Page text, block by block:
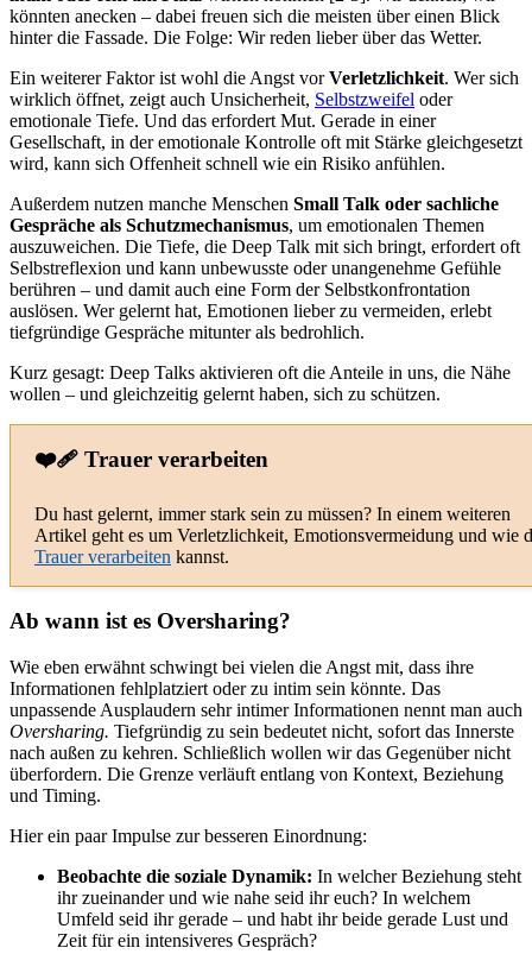
könnten anecken – dabei freuen sich die meisten über einen Blick
hinter die Fassade. Die Folge: Wir reden lieber über das Wetter.
Ein weiterer Faktor ist wohl die Angst vorVerletzlichkeit. Wer sich
wirklich öffnet, zeigt auch Unsicherheit, Selbstzweifel oder
emotionale Tiefe. Und das erfordert Mut. Gerade in einer
Gesellschaft, in der emotionale Kontrolle oft mit Stärke gleichgesetzt
wird, kann sich Offenheit schnell wie ein Risiko anfühlen.
Außerdem nutzen manche Menschen Small Talk oder sachliche
Gespräche als Schutzmechanismus, um emotionalen Themen
auszuweichen. Die Tiefe, die Deep Talk mit sich bringt, erfordert oft
Selbstreflexion und kann unbewusste oder unangenehme Gefühle
berühren – und damit auch eine Form der Selbstkonfrontation
auslösen. Wer gelernt hat, Emotionen lieber zu vermeiden, erlebt
tiefgründige Gespräche mitunter als bedrohlich.
Kurz gesagt: Deep Talks aktivieren oft die Anteile in uns, die Nähe
wollen – und gleichzeitig gelernt haben, sich zu schützen.
❤️‍🩹 Trauer verarbeiten
Du hast gelernt, immer stark sein zu müssen? In einem weiteren
Artikel geht es um Verletzlichkeit, Emotionsvermeidung und wie
Trauer verarbeiten kannst.
Ab wann ist es Oversharing?
Wie eben erwähnt schwingt bei vielen die Angst mit, dass ihre
Informationen fehlplatziert oder zu intim sein könnte. Das
unpassende Ausplaudern sehr intimer Informationen nennt man auch
Oversharing. Tiefgründig zu sein bedeutet nicht, sofort das Innerste
nach außen zu kehren. Schließlich wollen wir das Gegenüber nicht
überfordern. Die Grenze verläuft entlang von Kontext, Beziehung
und Timing.
Hier ein paar Impulse zur besseren Einordnung:
Beobachte die soziale Dynamik: In welcher Beziehung steht
ihr zueinander und wie nahe seid ihr euch? In welchem
Umfeld seid ihr gerade – und habt ihr beide gerade Lust und
Zeit für ein intensiveres Gespräch?